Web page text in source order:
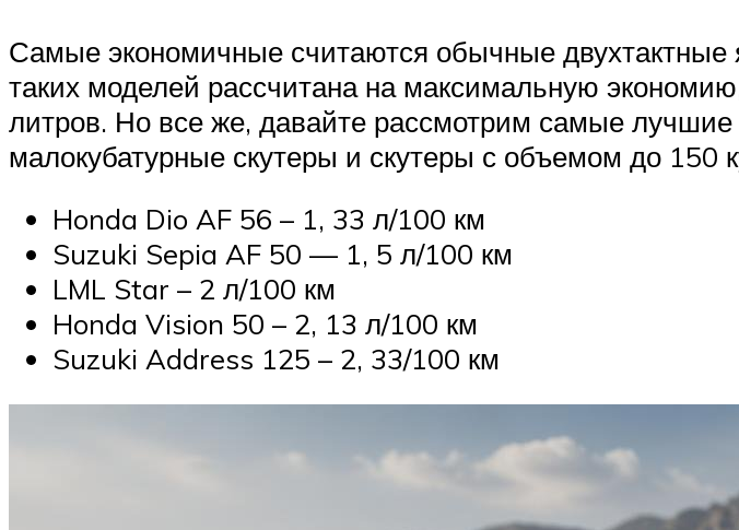
Самые экономичные считаются обычные двухтактные
таких моделей рассчитана на максимальную
литров. Но все же, давайте рассмотрим самые
малокубатурные скутеры и скутеры с объемом до
Honda Dio AF 56 – 1, 33 л/100 км
Suzuki Sepia AF 50 — 1, 5 л/100 км
LML Star – 2 л/100 км
Honda Vision 50 – 2, 13 л/100 км
Suzuki Address 125 – 2, 33/100 км